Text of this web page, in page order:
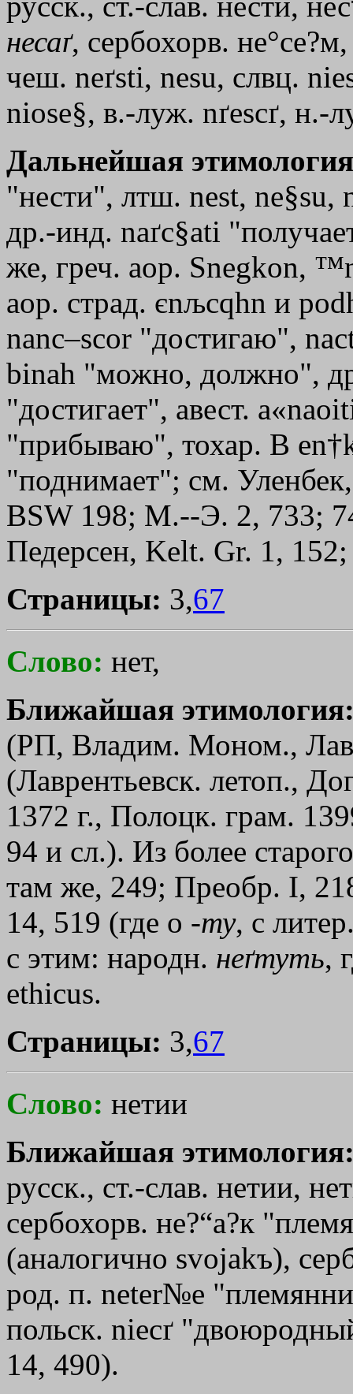
несаґ, сербохорв.
чеш. neґsti, nesu, слвц.
niose§, в.-луж. nґescґ, н.-
Дальнейшая
"нести", лтш. nest, ne§su,
др.-инд. naґc§ati
же, греч. аор. Ѕnegkon,
аор. страд. єnљcqhn и
nаnс–sсоr "достигаю",
binah "можно, должно",
"достигает", авест.
"прибываю", тохар. В
"поднимает"; см.
ВSW 198; М.--Э. 2, 733;
Педерсен, Kelt. Gr. 1,
Страницы: 3,67
Слово: нет,
Ближайшая
(РП, Владим. Моном.,
(Лаврентьевск. летоп.,
1372 г., Полоцк. грам.
94 и сл.). Из более
там же, 249; Преобр. I,
14, 519 (где о -ту, с
с этим: народн. неґтуть,
ethicus.
Страницы: 3,67
Слово: нетии
Ближайшая
русск., ст.-слав. нетии,
сербохорв. не?“а?к
(аналогично svojakъ),
род. п. neter№e
польск. niecґ
14, 490).